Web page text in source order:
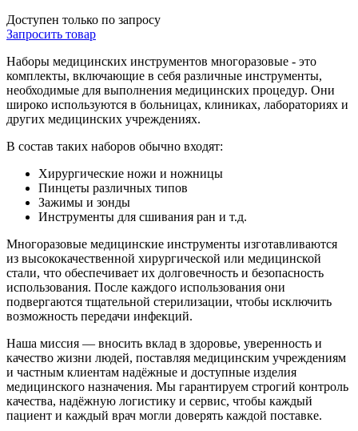
Доступен только по запросу
Запросить товар
Наборы медицинских инструментов многоразовые - это
комплекты, включающие в себя различные инструменты,
необходимые для выполнения медицинских процедур. Они
широко используются в больницах, клиниках, лабораториях и
других медицинских учреждениях.
В состав таких наборов обычно входят:
Хирургические ножи и ножницы
Пинцеты различных типов
Зажимы и зонды
Инструменты для сшивания ран и т.д.
Многоразовые медицинские инструменты изготавливаются
из высококачественной хирургической или медицинской
стали, что обеспечивает их долговечность и безопасность
использования. После каждого использования они
подвергаются тщательной стерилизации, чтобы исключить
возможность передачи инфекций.
Наша миссия — вносить вклад в здоровье, уверенность и
качество жизни людей, поставляя медицинским учреждениям
и частным клиентам надёжные и доступные изделия
медицинского назначения. Мы гарантируем строгий контроль
качества, надёжную логистику и сервис, чтобы каждый
пациент и каждый врач могли доверять каждой поставке.